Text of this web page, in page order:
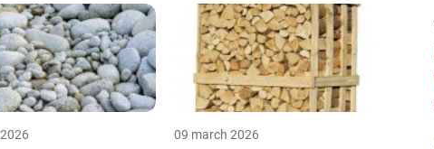
09 march 2026